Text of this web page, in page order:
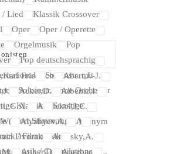
/ Lied
Klassik Crossover
Oper
Oper / Operette
Orgelmusik
Pop
Pop deutschsprachig
Soloinstr. mit
Soloinstr. ohne Orchester
Klassik
Sonstige
(Wort,Stimmung,...)
/ Filmmusik
/ Compilations
Friedrich
Abert,J.-J.
Acker,D.
Albeniz,I.
G.A.
Altnickol,J.C.
Alyabyev,A.
Anonym
Dvorak
Arensky,A.
Auber,D
Auerbach,L.